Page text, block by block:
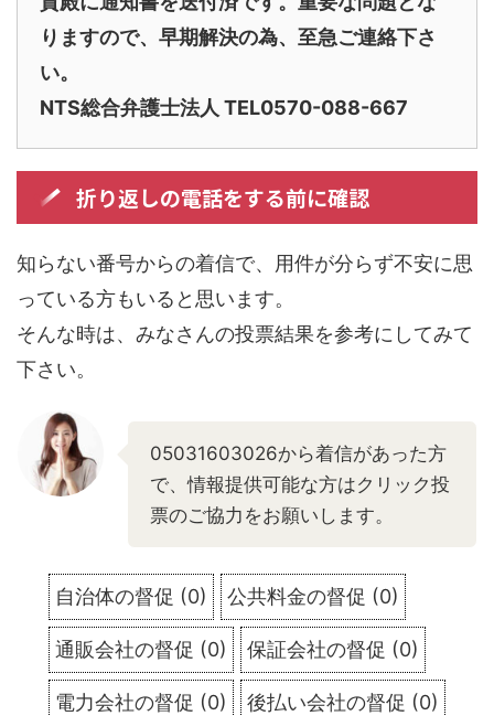
りますので、早期解決の為、至急ご連絡下さ
い。
NTS総合弁護士法人 TEL0570-088-667
折り返しの電話をする前に確認
知らない番号からの着信で、用件が分らず不安に思
っている方もいると思います。
そんな時は、みなさんの投票結果を参考にしてみて
下さい。
05031603026から着信があった方
で、情報提供可能な方はクリック投
票のご協力をお願いします。
自治体の督促 (0) 公共料金の督促 (0)
通販会社の督促 (0) 保証会社の督促 (0)
電力会社の督促 (0) 後払い会社の督促 (0)